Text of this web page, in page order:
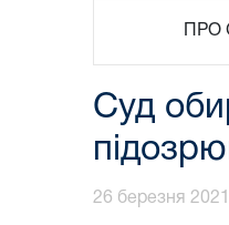
ПРО
Суд
26 березня